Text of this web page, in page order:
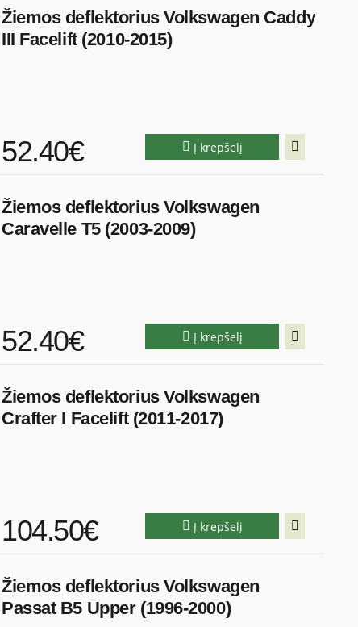
Žiemos deflektorius Volkswagen Caddy
III Facelift (2010-2015)
52.40€ Į krepšelį
Žiemos deflektorius Volkswagen
Caravelle T5 (2003-2009)
52.40€ Į krepšelį
Žiemos deflektorius Volkswagen
Crafter I Facelift (2011-2017)
104.50€ Į krepšelį
Žiemos deflektorius Volkswagen
Passat B5 Upper (1996-2000)